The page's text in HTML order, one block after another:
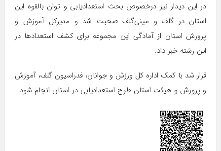
در این دیدار نیز درخصوص بحث استعدادیابی و توان بالقوه این
استان در گلف و مینی‌گلف صحبت شد و مدیرکل آموزش و
پرورش استان از آمادگی این مجموعه برای کشف استعدادها در
این رشته خبر داد.
قرار شد با کمک اداره کل ورزش و جوانان، فدراسیون گلف، آموزش
و پرورش و هیئت استان طرح استعدادیابی در استان انجام شود.